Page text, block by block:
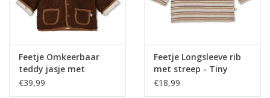
Feetje Omkeerbaar
teddy jasje met
capuchon - Tiny
€39,99
Feetje Longsleeve rib
met streep - Tiny
Timber Tales Grijs
€18,99